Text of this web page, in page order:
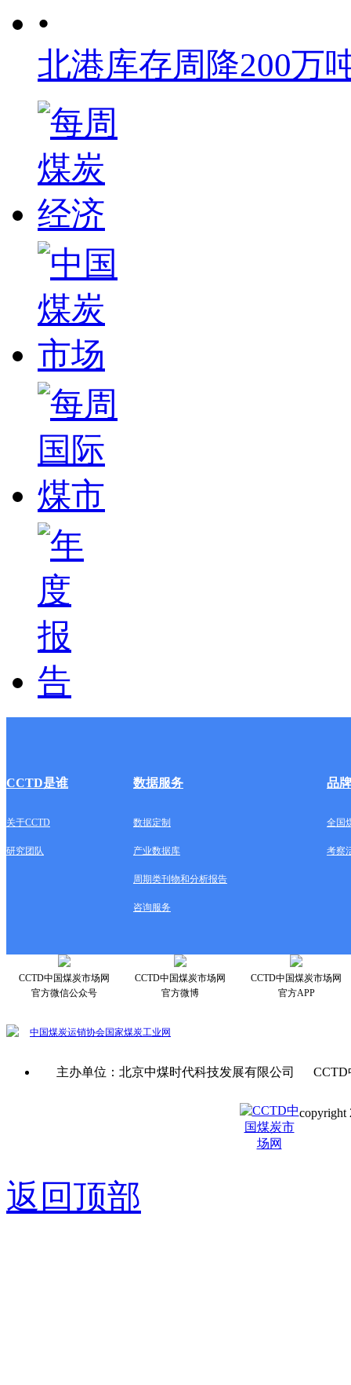
•
北港库存周降200万
CCTD是谁 数据服务 品
关于CCTD 数据定制 全国
研究团队 产业数据库 考察
周期类刊物和分析报告
咨询服务
CCTD中国煤炭市场网
官方微信公众号
CCTD中国煤炭市场网
官方微博
CCTD中国煤炭市场网
官方APP
中国煤炭运销协会国家煤炭工业网
主办单位：北京中煤时代科技发展有限公司
copyright
返回顶部